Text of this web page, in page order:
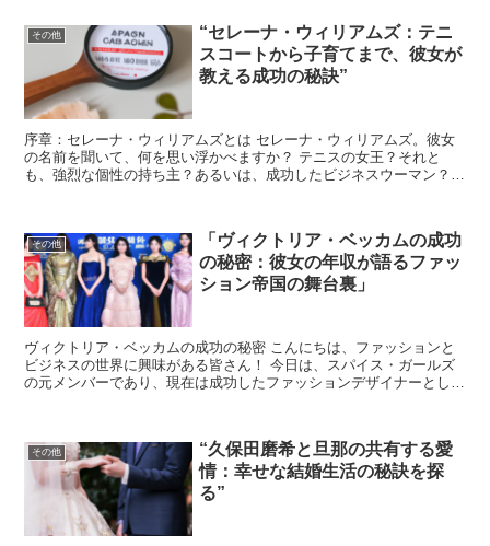
その他
“セレーナ・ウィリアムズ：テニ
スコートから子育てまで、彼女が
教える成功の秘訣”
序章：セレーナ・ウィリアムズとは セレーナ・ウィリアムズ。彼女
の名前を聞いて、何を思い浮かべますか？ テニスの女王？それと
も、強烈な個性の持ち主？あるいは、成功したビジネスウーマン？そ
その他
「ヴィクトリア・ベッカムの成功
の秘密：彼女の年収が語るファッ
ション帝国の舞台裏」
ヴィクトリア・ベッカムの成功の秘密 こんにちは、ファッションと
ビジネスの世界に興味がある皆さん！ 今日は、スパイス・ガールズ
の元メンバーであり、現在は成功したファッションデザイナーとして
その他
“久保田磨希と旦那の共有する愛
情：幸せな結婚生活の秘訣を探
る”